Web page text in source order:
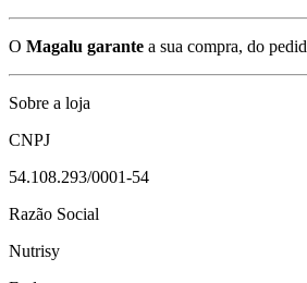
O Magalu garante a sua compra, do
Sobre a loja
CNPJ
54.108.293/0001-54
Razão Social
Nutrisy